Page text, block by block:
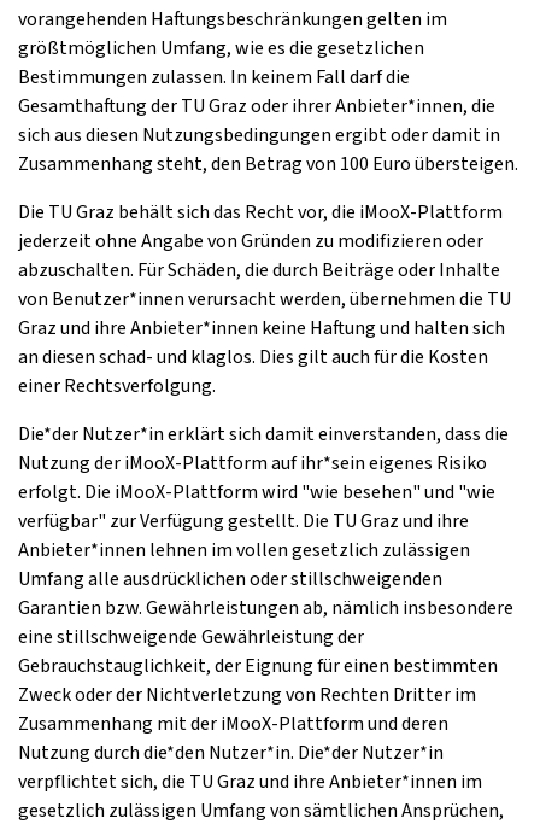
vorangehenden Haftungsbeschränkungen gelten im
größtmöglichen Umfang, wie es die gesetzlichen
Bestimmungen zulassen. In keinem Fall darf die
Gesamthaftung der TU Graz oder ihrer Anbieter*innen, die
sich aus diesen Nutzungsbedingungen ergibt oder damit in
Zusammenhang steht, den Betrag von 100 Euro übersteigen.
Die TU Graz behält sich das Recht vor, die iMooX-Plattform
jederzeit ohne Angabe von Gründen zu modifizieren oder
abzuschalten. Für Schäden, die durch Beiträge oder Inhalte
von Benutzer*innen verursacht werden, übernehmen die TU
Graz und ihre Anbieter*innen keine Haftung und halten sich
an diesen schad- und klaglos. Dies gilt auch für die Kosten
einer Rechtsverfolgung.
Die*der Nutzer*in erklärt sich damit einverstanden, dass die
Nutzung der iMooX-Plattform auf ihr*sein eigenes Risiko
erfolgt. Die iMooX-Plattform wird "wie besehen" und "wie
verfügbar" zur Verfügung gestellt. Die TU Graz und ihre
Anbieter*innen lehnen im vollen gesetzlich zulässigen
Umfang alle ausdrücklichen oder stillschweigenden
Garantien bzw. Gewährleistungen ab, nämlich insbesondere
eine stillschweigende Gewährleistung der
Gebrauchstauglichkeit, der Eignung für einen bestimmten
Zweck oder der Nichtverletzung von Rechten Dritter im
Zusammenhang mit der iMooX-Plattform und deren
Nutzung durch die*den Nutzer*in. Die*der Nutzer*in
verpflichtet sich, die TU Graz und ihre Anbieter*innen im
gesetzlich zulässigen Umfang von sämtlichen Ansprüchen,